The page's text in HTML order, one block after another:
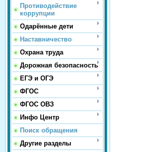
Противодействие
коррупции
Одарённые дети
Наставничество
Охрана труда
Дорожная безопасность
ЕГЭ и ОГЭ
ФГОС
ФГОС ОВЗ
Инфо Центр
Поиск обращения
Другие разделы